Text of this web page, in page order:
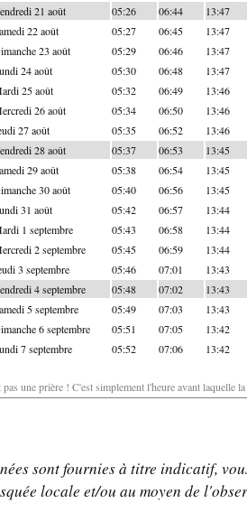
21 août 05:26 06:44 13:47
22 août 05:27 06:45 13:47
23 août 05:29 06:46 13:47
24 août 05:30 06:48 13:47
25 août 05:32 06:49 13:46
26 août 05:34 06:50 13:46
27 août 05:35 06:52 13:46
28 août 05:37 06:53 13:45
29 août 05:38 06:54 13:45
30 août 05:40 06:56 13:45
31 août 05:42 06:57 13:44
1 septembre 05:43 06:58 13:44
2 septembre 05:45 06:59 13:44
3 septembre 05:46 07:01 13:43
4 septembre 05:48 07:02 13:43
5 septembre 05:49 07:03 13:43
6 septembre 05:51 07:05 13:42
7 septembre 05:52 07:06 13:42
une prière ! C'est simplement l'heure avant laquelle
sont fournies à titre indicatif,
locale et/ou au moyen de